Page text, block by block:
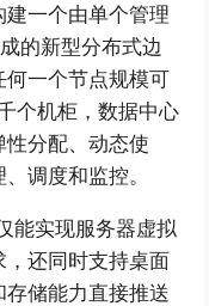
一个由单个管理
的新型分布式边
一个节点规模可
个机柜，数据中心
分配、动态使
调度和监控。
能实现服务器虚拟
还同时支持桌面
储能力直接推送